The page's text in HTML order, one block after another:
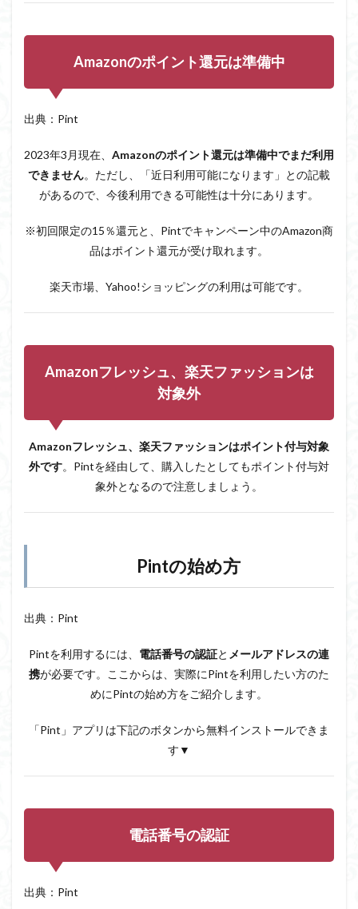
Pint
ある
なぜ
ポイ
ント
がも
の？
で連
ポイ
効期
限
は？
7
イ活
Amazonのポイント還元は準備中
出典：Pint
2023年3月現在、 Amazonのポイント還元は準備中でまだ利用
できません。ただし、「近日利用可能になります」との記載
があるので、今後利用できる可能性は十分にあります。
※初回限定の15％還元と、Pintでキャンペーン中のAmazon商
品はポイント還元が受け取れます。
楽天市場、Yahoo!ショッピングの利用は可能です。
Amazonフレッシュ、楽天ファッションは
対象外
Amazonフレッシュ、楽天ファッションはポイント付与対象
外です。Pintを経由して、購入したとしてもポイント付与対
象外となるので注意しましょう。
Pintの始め方
出典：Pint
Pintを利用するには、 電話番号の認証と メールアドレスの連
携が必要です。ここからは、実際にPintを利用したい方のた
めにPintの始め方をご紹介します。
「Pint」アプリは下記のボタンから無料インストールできま
す▼
電話番号の認証
出典：Pint